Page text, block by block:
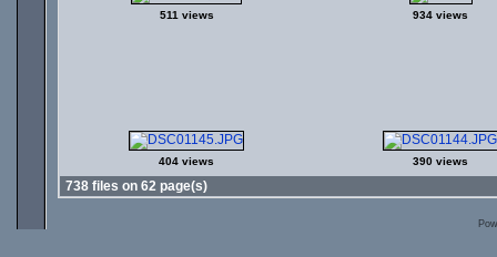
511 views 934 views
404 views 390 views
738 files on 62 page(s)